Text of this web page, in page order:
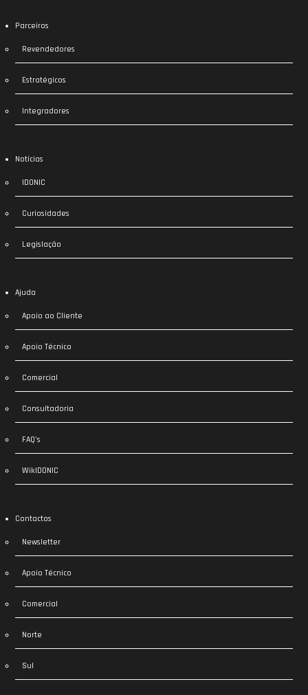
Parceiros
Revendedores
Estratégicos
Integradores
Notícias
IDONIC
Curiosidades
Legislação
Ajuda
Apoio ao Cliente
Apoio Técnico
Comercial
Consultadoria
FAQ’s
WikIDONIC
Contactos
Newsletter
Apoio Técnico
Comercial
Norte
Sul